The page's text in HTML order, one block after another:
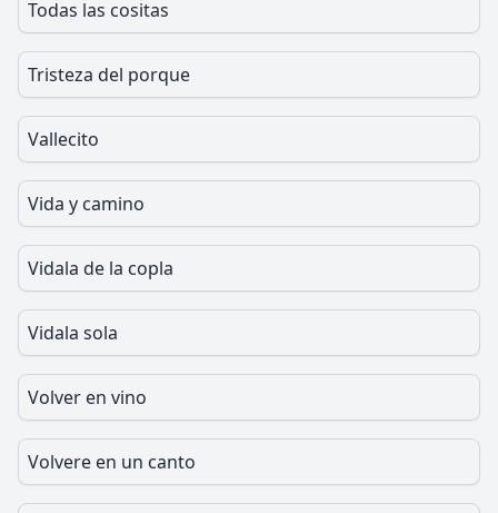
Todas las cositas
Tristeza del porque
Vallecito
Vida y camino
Vidala de la copla
Vidala sola
Volver en vino
Volvere en un canto